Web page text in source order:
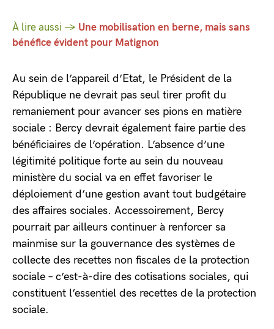
À lire aussi → Une mobilisation en berne, mais sans
bénéfice évident pour Matignon
Au sein de l’appareil d’Etat, le Président de la
République ne devrait pas seul tirer profit du
remaniement pour avancer ses pions en matière
sociale : Bercy devrait également faire partie des
bénéficiaires de l’opération. L’absence d’une
légitimité politique forte au sein du nouveau
ministère du social va en effet favoriser le
déploiement d’une gestion avant tout budgétaire
des affaires sociales. Accessoirement, Bercy
pourrait par ailleurs continuer à renforcer sa
mainmise sur la gouvernance des systèmes de
collecte des recettes non fiscales de la protection
sociale – c’est-à-dire des cotisations sociales, qui
constituent l’essentiel des recettes de la protection
sociale.